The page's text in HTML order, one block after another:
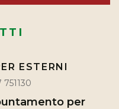
ESTERNI
751130
per